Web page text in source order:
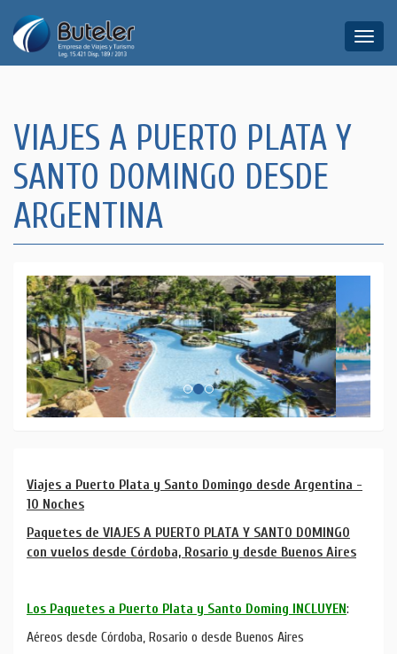
Toggle
VIAJES A PUERTO PLATA Y
SANTO DOMINGO DESDE
ARGENTINA
Viajes a Puerto Plata y Santo Domingo desde Argentina -
10 Noches
Paquetes de VIAJES A PUERTO PLATA Y SANTO DOMINGO
con vuelos desde Córdoba, Rosario y desde Buenos Aires
Los Paquetes a Puerto Plata y Santo Doming INCLUYEN:
Aéreos desde Córdoba, Rosario o desde Buenos Aires